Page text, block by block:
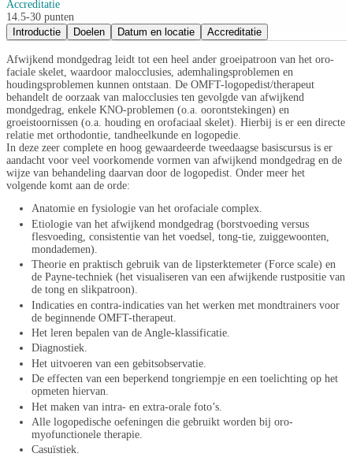
Accreditatie
14.5-30 punten
Introductie
Doelen Datum en locatie Accreditatie
Afwijkend mondgedrag leidt tot een heel ander groeipatroon van het oro-
faciale skelet, waardoor malocclusies, ademhalingsproblemen en
houdingsproblemen kunnen ontstaan. De OMFT-logopedist/therapeut
behandelt de oorzaak van malocclusies ten gevolgde van afwijkend
mondgedrag, enkele KNO-problemen (o.a. oorontstekingen) en
groeistoornissen (o.a. houding en orofaciaal skelet). Hierbij is er een directe
relatie met orthodontie, tandheelkunde en logopedie.
In deze zeer complete en hoog gewaardeerde tweedaagse basiscursus is er
aandacht voor veel voorkomende vormen van afwijkend mondgedrag en de
wijze van behandeling daarvan door de logopedist. Onder meer het
volgende komt aan de orde:
Anatomie en fysiologie van het orofaciale complex.
Etiologie van het afwijkend mondgedrag (borstvoeding versus
flesvoeding, consistentie van het voedsel, tong-tie, zuiggewoonten,
mondademen).
Theorie en praktisch gebruik van de lipsterktemeter (Force scale) en
de Payne-techniek (het visualiseren van een afwijkende rustpositie van
de tong en slikpatroon).
Indicaties en contra-indicaties van het werken met mondtrainers voor
de beginnende OMFT-therapeut.
Het leren bepalen van de Angle-klassificatie.
Diagnostiek.
Het uitvoeren van een gebitsobservatie.
De effecten van een beperkend tongriempje en een toelichting op het
opmeten hiervan.
Het maken van intra- en extra-orale foto’s.
Alle logopedische oefeningen die gebruikt worden bij oro-
myofunctionele therapie.
Casuïstiek.